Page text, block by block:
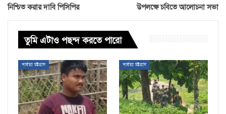
নিশ্চিত করার দাবি পিসিপির
উপলক্ষে চবিতে আলোচনা সভা
তুমি এটাও পছন্দ করতে পারো
পার্বত্য চট্টগ্রাম পার্বত্য চট্টগ্রাম